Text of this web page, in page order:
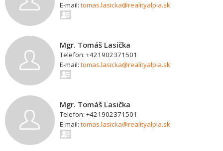
E-mail: tomas.lasicka@realityalpia.sk
Mgr. Tomáš Lasička
Telefon: +421902371501
E-mail: tomas.lasicka@realityalpia.sk
Mgr. Tomáš Lasička
Telefon: +421902371501
E-mail: tomas.lasicka@realityalpia.sk